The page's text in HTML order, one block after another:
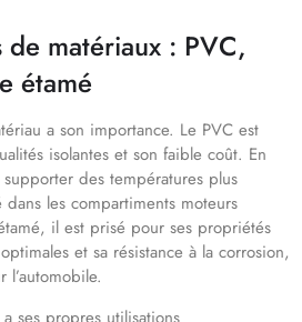
matériaux : PVC,
étamé
a son importance. Le PVC est
isolantes et son faible coût. En
des températures plus
les compartiments moteurs
il est prisé pour ses propriétés
et sa résistance à la corrosion,